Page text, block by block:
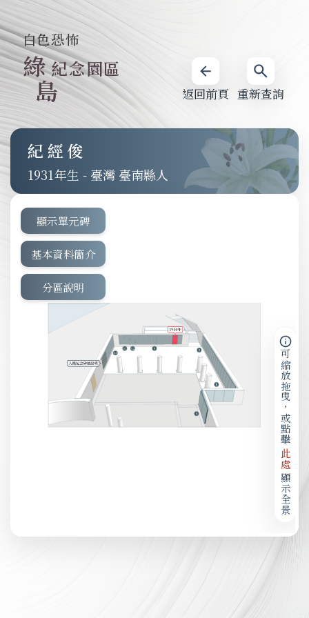
重新查詢
返回前頁
白色恐怖
綠
島
紀念園區
紀經俊
1931 - 臺灣 臺南縣人
顯示單元碑
基本資料簡介
分區說明
可縮放拖曳，或點擊
此處
顯示全景